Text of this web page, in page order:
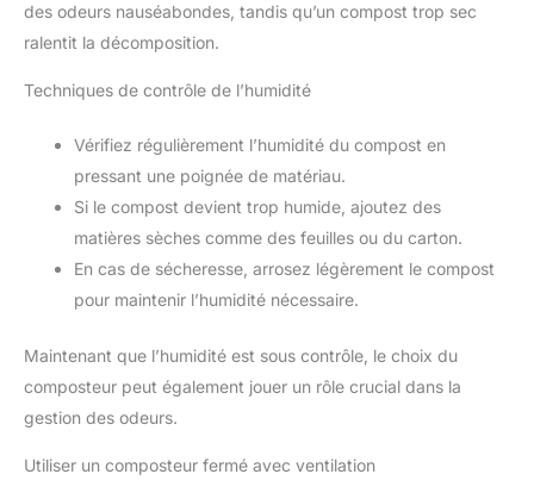
des odeurs nauséabondes, tandis qu’un compost trop sec
ralentit la décomposition.
Techniques de contrôle de l’humidité
Vérifiez régulièrement l’humidité du compost en
pressant une poignée de matériau.
Si le compost devient trop humide, ajoutez des
matières sèches comme des feuilles ou du carton.
En cas de sécheresse, arrosez légèrement le compost
pour maintenir l’humidité nécessaire.
Maintenant que l’humidité est sous contrôle, le choix du
composteur peut également jouer un rôle crucial dans la
gestion des odeurs.
Utiliser un composteur fermé avec ventilation